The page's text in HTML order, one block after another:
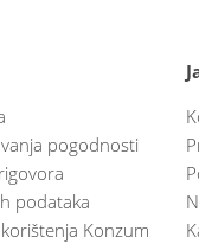
pogodnosti
podataka
Konzum